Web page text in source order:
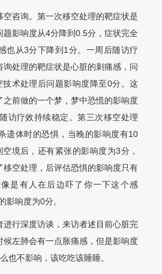
空咨询。第一次移空处理的靶症状是
影响度从4分降到0.5分，症状完全
也从3分下降到1分。一周后随访疗
处理的靶症状是心脏的刺痛感，问
术处理后问题影响度降至0分。这
之前做的一个梦，梦中恐慌的影响度
访疗效持续稳定。第三次移空处理
遗体时的恐惧，当晚的影响度有10
境后，还有紧张的影响度为3分，
空处理，后评估恐惧的影响度只有
是有人在后边吓了你一下这个感
影响度为0分。
进行深度访谈，来访者述目前心脏完
左肺会有一点胀痛感，但是影响度
也不影响，该吃吃该睡睡。